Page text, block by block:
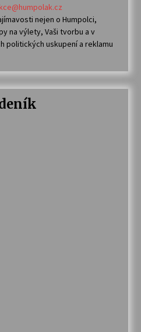
nejen o Humpolci,
na výlety, Vaši tvorbu a v
politických uskupení a reklamu